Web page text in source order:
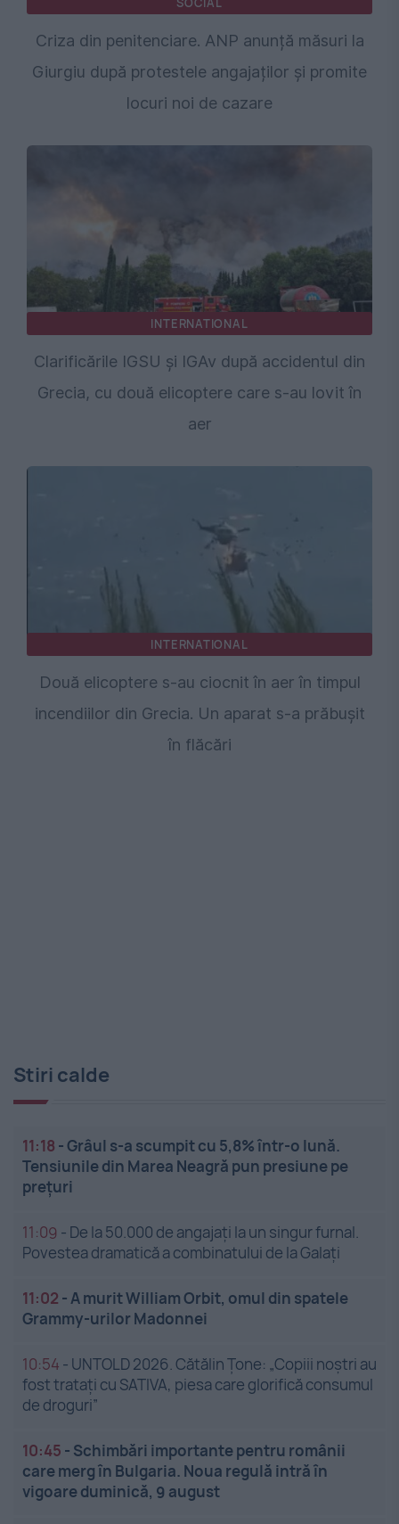
Criza din penitenciare. ANP anunță măsuri la
Giurgiu după protestele angajaților și promite
locuri noi de cazare
INTERNATIONAL
Clarificările IGSU și IGAv după accidentul din
Grecia, cu două elicoptere care s-au lovit în
aer
INTERNATIONAL
Două elicoptere s-au ciocnit în aer în timpul
incendiilor din Grecia. Un aparat s-a prăbușit
în flăcări
Stiri calde
11:18 -Grâul s-a scumpit cu 5,8% într-o lună.
Tensiunile din Marea Neagră pun presiune pe
prețuri
11:09 - De la 50.000 de angajați la un singur furnal.
Povestea dramatică a combinatului de la Galați
11:02 -A murit William Orbit, omul din spatele
Grammy-urilor Madonnei
10:54 - UNTOLD 2026. Cătălin Țone: „Copiii noștri au
fost tratați cu SATIVA, piesa care glorifică consumul
de droguri”
10:45 - Schimbări importante pentru românii
care merg în Bulgaria. Noua regulă intră în
vigoare duminică, 9 august